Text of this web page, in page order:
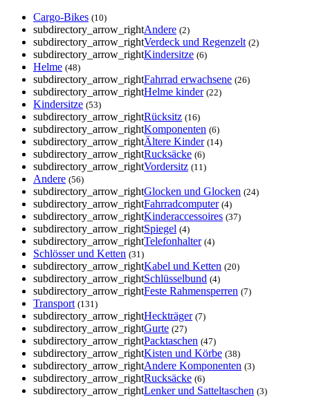
Cargo-Bikes (10)
subdirectory_arrow_rightAndere (2)
subdirectory_arrow_rightVerdeck und Regenzelt (2)
subdirectory_arrow_rightKindersitze (6)
Helme (48)
subdirectory_arrow_rightFahrrad erwachsene (26)
subdirectory_arrow_rightHelme kinder (22)
Kindersitze (53)
subdirectory_arrow_rightRücksitz (16)
subdirectory_arrow_rightKomponenten (6)
subdirectory_arrow_rightÄltere Kinder (14)
subdirectory_arrow_rightRucksäcke (6)
subdirectory_arrow_rightVordersitz (11)
Andere (56)
subdirectory_arrow_rightGlocken und Glocken (24)
subdirectory_arrow_rightFahrradcomputer (4)
subdirectory_arrow_rightKinderaccessoires (37)
subdirectory_arrow_rightSpiegel (4)
subdirectory_arrow_rightTelefonhalter (4)
Schlösser und Ketten (31)
subdirectory_arrow_rightKabel und Ketten (20)
subdirectory_arrow_rightSchlüsselbund (4)
subdirectory_arrow_rightFeste Rahmensperren (7)
Transport (131)
subdirectory_arrow_rightHeckträger (7)
subdirectory_arrow_rightGurte (27)
subdirectory_arrow_rightPacktaschen (47)
subdirectory_arrow_rightKisten und Körbe (38)
subdirectory_arrow_rightAndere Komponenten (3)
subdirectory_arrow_rightRucksäcke (6)
subdirectory_arrow_rightLenker und Satteltaschen (3)